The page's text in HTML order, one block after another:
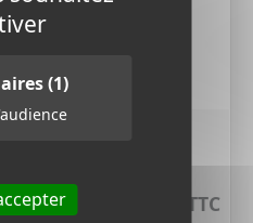
(1)
6 VOLTS
TTC